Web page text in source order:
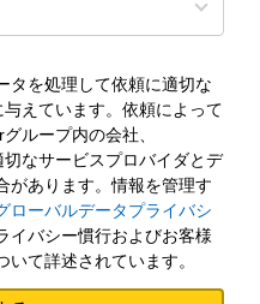
タを処理して依頼に適切な
えています。依頼によって
ループ内の会社、
なサービスプロバイダとデ
があります。情報を管理す
ローバルデータプライバシ
イバシー慣行およびお客様
て詳述されています。